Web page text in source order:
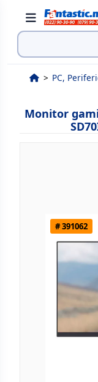
Cauta
PC,
Monitor
# 391062